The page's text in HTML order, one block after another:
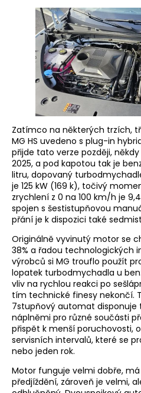
Zatímco na některých trzích,
MG HS uvedeno s plug-in
přijde tato verze později,
2025, a pod kapotou tak je
litru, dopovaný
je 125 kW (169 k), točivý
zrychlení z 0 na 100 km/h je
spojen s šestistupňovou
přání je k dispozici také
Originálně vyvinutý motor se
38% a řadou technologických
výrobců si MG trouflo použít
lopatek turbodmychadla u
vliv na rychlou reakci po
tím technické finesy nekončí.
7stupňový automat disponuje
náplněmi pro různé součásti
přispět k menší poruchovosti,
servisních intervalů, které se
nebo jeden rok.
Motor funguje velmi dobře,
předjíždění, zároveň je velmi,